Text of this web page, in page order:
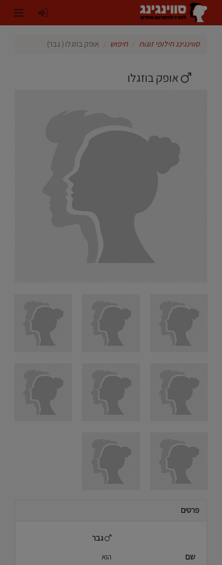
סווינגינג חילופי זוגות חיפוש אופק בוזגלו ( גבר)
אופק בוזגלו
פרטים
גבר
שם
הוא